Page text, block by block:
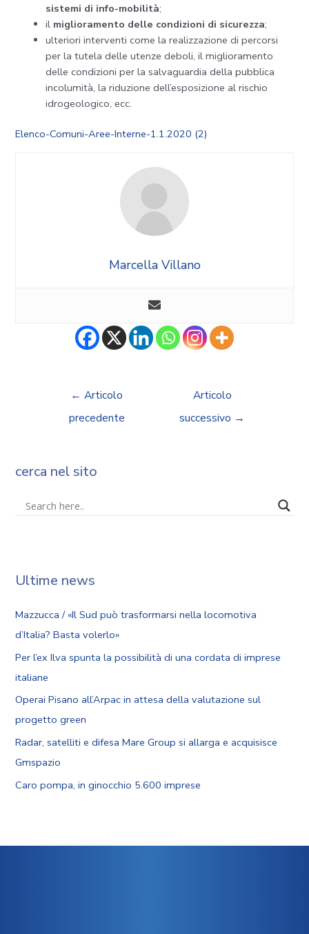
sistemi di info-mobilità;
il miglioramento delle condizioni di sicurezza;
ulteriori interventi come la realizzazione di percorsi
per la tutela delle utenze deboli, il miglioramento
delle condizioni per la salvaguardia della pubblica
incolumità, la riduzione dell’esposizione al rischio
idrogeologico, ecc.
Elenco-Comuni-Aree-Interne-1.1.2020 (2)
Marcella Villano
← Articolo
precedente
Articolo
successivo →
cerca nel sito
Ultime news
Mazzucca / «Il Sud può trasformarsi nella locomotiva
d’Italia? Basta volerlo»
Per l’ex Ilva spunta la possibilità di una cordata di imprese
italiane
Operai Pisano all’Arpac in attesa della valutazione sul
progetto green
Radar, satelliti e difesa Mare Group si allarga e acquisisce
Gmspazio
Caro pompa, in ginocchio 5.600 imprese